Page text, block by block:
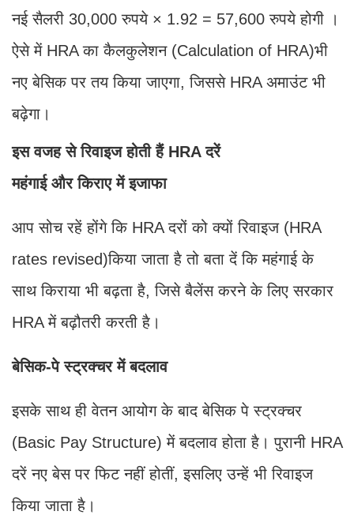
नई सैलरी 30,000 रुपये × 1.92 = 57,600 रुपये होगी ।
ऐसे में HRA का कैलकुलेशन (Calculation of HRA)भी
नए बेसिक पर तय किया जाएगा, जिससे HRA अमाउंट भी
बढ़ेगा।
इस वजह से रिवाइज होती हैं HRA दरें
महंगाई और किराए में इजाफा
आप सोच रहें होंगे कि HRA दरों को क्यों रिवाइज (HRA
rates revised)किया जाता है तो बता दें कि महंगाई के
साथ किराया भी बढ़ता है, जिसे बैलेंस करने के लिए सरकार
HRA में बढ़ौतरी करती है।
बेसिक-पे स्ट्रक्चर में बदलाव
इसके साथ ही वेतन आयोग के बाद बेसिक पे स्ट्रक्चर
(Basic Pay Structure) में बदलाव होता है। पुरानी HRA
दरें नए बेस पर फिट नहीं होतीं, इसलिए उन्हें भी रिवाइज
किया जाता है।